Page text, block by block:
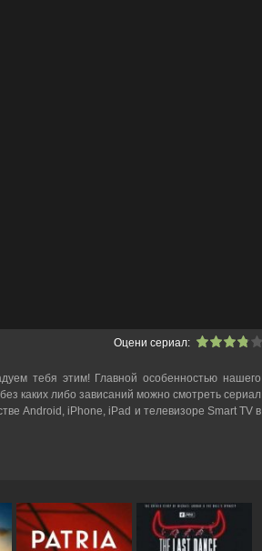
Оцени сериал:
тебя этим! Главной особенностью нашего
каких либо зависаний можно смотреть cериал
Android, iPhone, iPad и телевизоре Smart TV в